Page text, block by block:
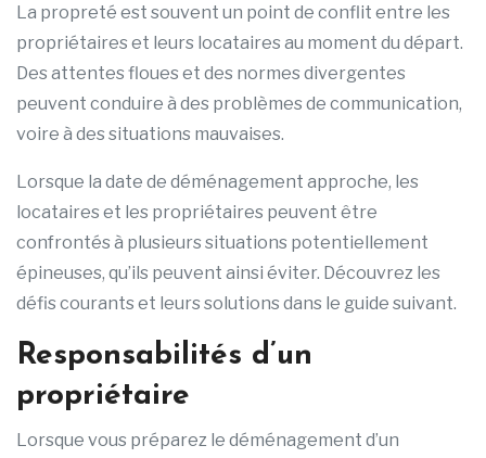
La propreté est souvent un point de conflit entre les
propriétaires et leurs locataires au moment du départ.
Des attentes floues et des normes divergentes
peuvent conduire à des problèmes de communication,
voire à des situations mauvaises.
Lorsque la date de déménagement approche, les
locataires et les propriétaires peuvent être
confrontés à plusieurs situations potentiellement
épineuses, qu’ils peuvent ainsi éviter. Découvrez les
défis courants et leurs solutions dans le guide suivant.
Responsabilités d’un
propriétaire
Lorsque vous préparez le déménagement d’un